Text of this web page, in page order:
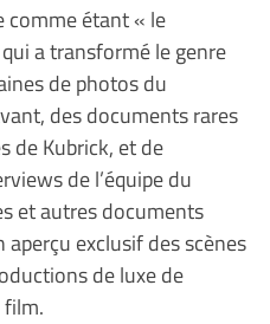
comme étant « le
a transformé le genre
de photos du
des documents rares
de Kubrick, et de
de l’équipe du
et autres documents
exclusif des scènes
de luxe de
film.